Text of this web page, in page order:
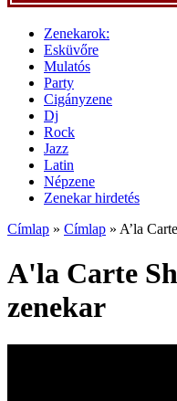
Zenekarok:
Esküvőre
Mulatós
Party
Cigányzene
Dj
Rock
Jazz
Latin
Népzene
Zenekar hirdetés
Címlap » Címlap » A’la
A'la Carte
zenekar